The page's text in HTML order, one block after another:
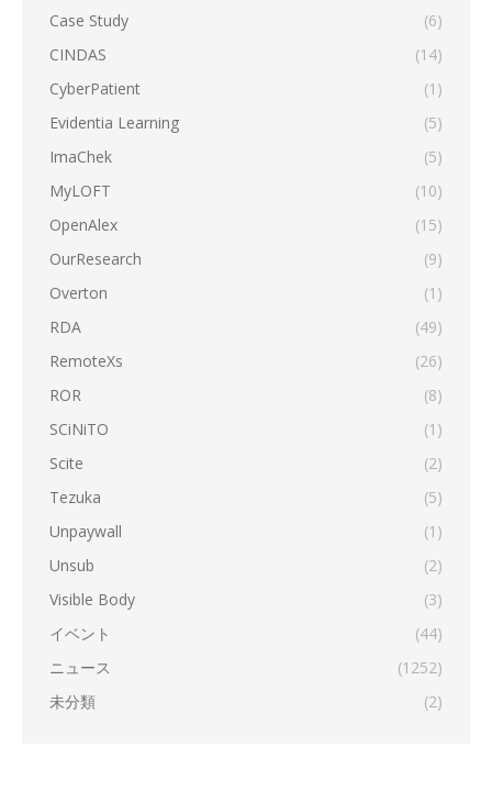
Case Study
(6)
CINDAS
(14)
CyberPatient
(1)
Evidentia Learning
(5)
ImaChek
(5)
MyLOFT
(10)
OpenAlex
(15)
OurResearch
(9)
Overton
(1)
RDA
(49)
RemoteXs
(26)
ROR
(8)
SCiNiTO
(1)
Scite
(2)
Tezuka
(5)
Unpaywall
(1)
Unsub
(2)
Visible Body
(3)
イベント
(44)
ニュース
(1252)
未分類
(2)